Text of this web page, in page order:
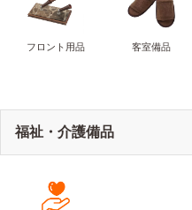
フロント用品 客室備品
福祉・介護備品